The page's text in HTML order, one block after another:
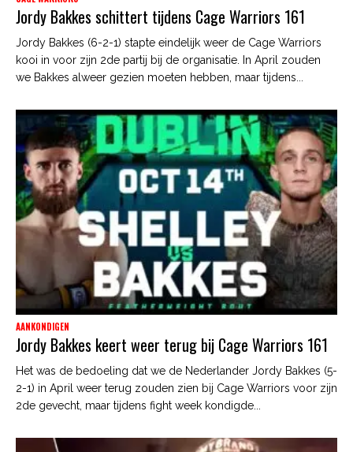
Jordy Bakkes schittert tijdens Cage Warriors 161
Jordy Bakkes (6-2-1) stapte eindelijk weer de Cage Warriors
kooi in voor zijn 2de partij bij de organisatie. In April zouden
we Bakkes alweer gezien moeten hebben, maar tijdens...
AANKONDIGEN
Jordy Bakkes keert weer terug bij Cage Warriors 161
Het was de bedoeling dat we de Nederlander Jordy Bakkes (5-
2-1) in April weer terug zouden zien bij Cage Warriors voor zijn
2de gevecht, maar tijdens fight week kondigde...